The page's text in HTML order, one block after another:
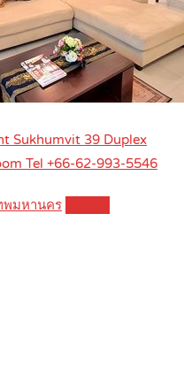
Sukhumvit 39 Duplex
Tel +66-62-993-5546
พมหานคร